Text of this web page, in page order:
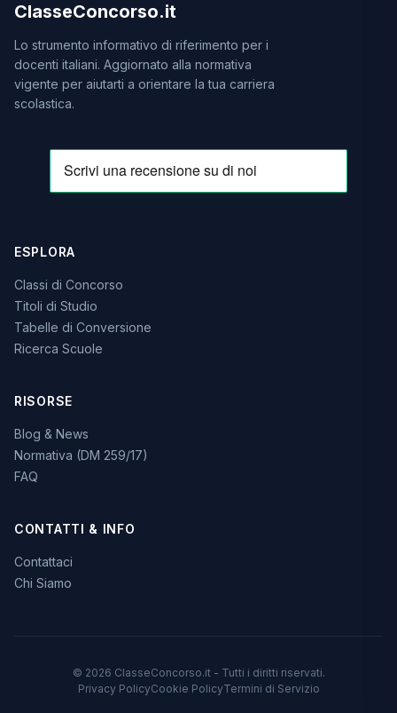
ClasseConcorso.it
Lo strumento informativo di riferimento per i
docenti italiani. Aggiornato alla normativa
vigente per aiutarti a orientare la tua carriera
scolastica.
ESPLORA
Classi di Concorso
Titoli di Studio
Tabelle di Conversione
Ricerca Scuole
RISORSE
Blog & News
Normativa (DM 259/17)
FAQ
CONTATTI & INFO
Contattaci
Chi Siamo
© 2026 ClasseConcorso.it - Tutti i diritti riservati.
Privacy PolicyCookie PolicyTermini di Servizio